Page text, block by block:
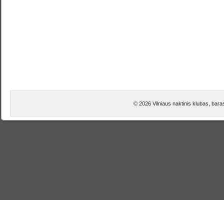
© 2026 Vilniaus naktinis klubas,